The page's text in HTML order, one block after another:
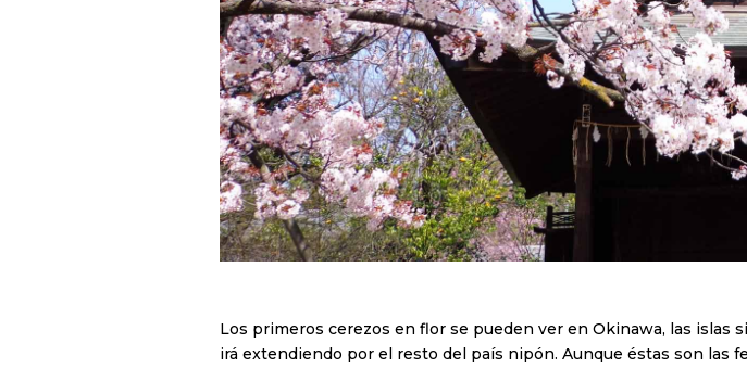
Los primeros cerezos en flor se pueden ver en Okinawa, las islas
irá extendiendo por el resto del país nipón. Aunque éstas son las